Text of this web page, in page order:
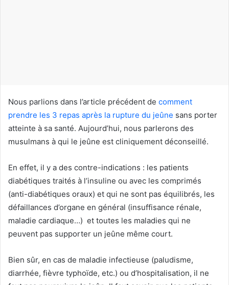
l
Nous parlions dans l’article précédent de comment
prendre les 3 repas après la rupture du jeûne sans porter
atteinte à sa santé. Aujourd’hui, nous parlerons des
musulmans à qui le jeûne est cliniquement déconseillé.
En effet, il y a des contre-indications : les patients
diabétiques traités à l’insuline ou avec les comprimés
(anti-diabétiques oraux) et qui ne sont pas équilibrés, les
défaillances d’organe en général (insuffisance rénale,
maladie cardiaque…) et toutes les maladies qui ne
peuvent pas supporter un jeûne même court.
Bien sûr, en cas de maladie infectieuse (paludisme,
diarrhée, fièvre typhoïde, etc.) ou d’hospitalisation, il ne